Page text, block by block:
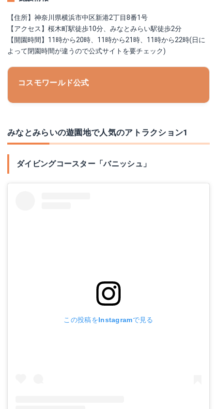
【住所】神奈川県横浜市中区新港2丁目8番1号
【アクセス】桜木町駅徒歩10分、みなとみらい駅徒歩2分
【開園時間】11時から20時、11時から21時、11時から22時(日に
よって閉園時間が違うので公式サイトを要チェック)
コスモワールド公式
みなとみらいの遊園地で人気のアトラクション1
ダイビングコースター「バニッシュ」
この投稿をInstagramで見る